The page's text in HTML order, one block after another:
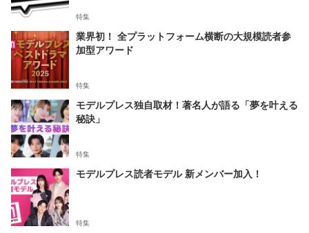
特集
業界初！ 全プラットフォーム横断の大規模読者参
加型アワード
特集
モデルプレス独自取材！著名人が語る「夢を叶える
秘訣」
特集
モデルプレス読者モデル 新メンバー加入！
特集